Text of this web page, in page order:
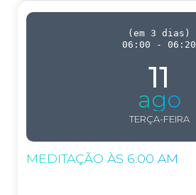
MEDITAÇÃO ÀS 6:00 AM
TERÇA-FEIRA
ago
11
06:00 - 06:20
( em 3 dias )